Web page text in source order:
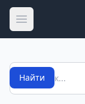
Открыть меню
Поиск
Найти